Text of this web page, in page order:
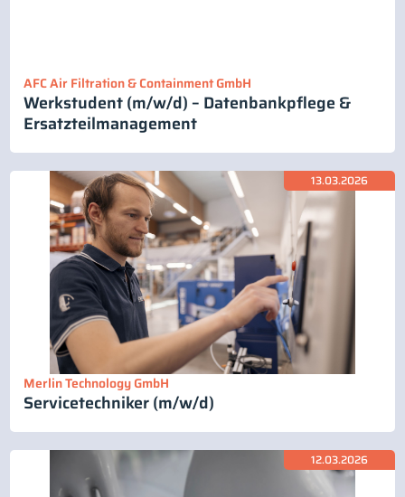
AFC Air Filtration & Containment GmbH
Werkstudent (m/w/d) – Datenbankpflege &
Ersatzteilmanagement
13.03.2026
Merlin Technology GmbH
Servicetechniker (m/w/d)
12.03.2026